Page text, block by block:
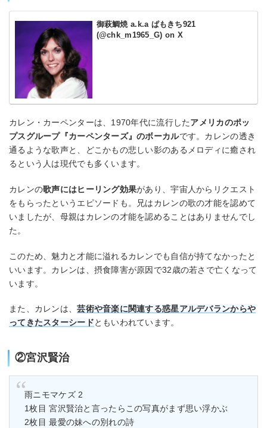
御萩鯛焼 a.k.a ぱもきち921
(@chk_m1965_G) on X
カレン・カーペンターは、1970年代に流行したアメリカのポッ
プスグループ『カーペンターズ』のボーカルです。カレンの透き
通るような歌声と、どこかもの悲しい影のあるメロディに癒され
るという人は現代でも多くいます。
カレンの歌声にはヒーリング効果があり、宇宙人からリクエスト
をもらったというエピソードも。兄はカレンの歌の才能を認めて
いましたが、母親はカレンの才能を認めることはありませんでし
た。
このため、魅力と才能に溢れるカレンでも自信が持てなかったと
いいます。カレンは、摂食障害が原因で32歳の若さで亡くなって
います。
また、カレンは、芸術や音楽に関連する惑星アルデバランからや
ってきたスターシードともいわれています。
②宮沢賢治
雨ニモマケズ 2
1枚目 宮沢賢治と言ったらこの写真がまず思い浮かぶ
2枚目 最愛の妹への別れの詩